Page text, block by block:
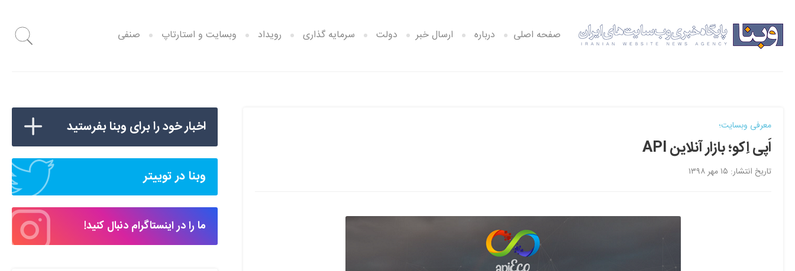
صفحه اصلی درباره ارسال خبر دولت سرمایه گذاری رویداد وبسایت و استارتاپ صنفی
معرفی وبسایت؛
اَپی اِکو؛ بازار آنلاین API
تاریخ انتشار: ۱۵ مهر ۱۳۹۸
اخبار خود را برای وبنا بفرستید
وبنا در توییتر
ما را در اینستاگرام دنبال کنید!